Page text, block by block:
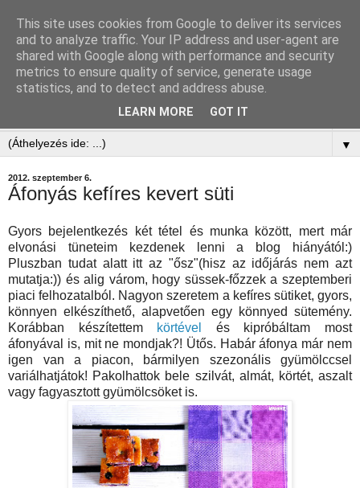
▼
2012. szeptember 6.
Áfonyás kefíres kevert süti
Gyors bejelentkezés két tétel és munka között, mert már
elvonási tüneteim kezdenek lenni a blog hiányától:)
Pluszban tudat alatt itt az "ősz"(hisz az időjárás nem azt
mutatja:)) és alig várom, hogy süssek-főzzek a szeptemberi
piaci felhozatalból. Nagyon szeretem a kefíres sütiket, gyors,
könnyen elkészíthető, alapvetően egy könnyed sütemény.
Korábban készítettem
körtével
és kipróbáltam most
áfonyával is, mit ne mondjak?! Ütős. Habár áfonya már nem
igen van a piacon, bármilyen szezonális gyümölccsel
variálhatjátok! Pakolhattok bele szilvát, almát, körtét, aszalt
vagy fagyasztott gyümölcsöket is.
This site uses cookies from Google to deliver its services
and to analyze traffic. Your IP address and user-agent are
shared with Google along with performance and security
metrics to ensure quality of service, generate usage
statistics, and to detect and address abuse.
LEARN MORE GOT IT